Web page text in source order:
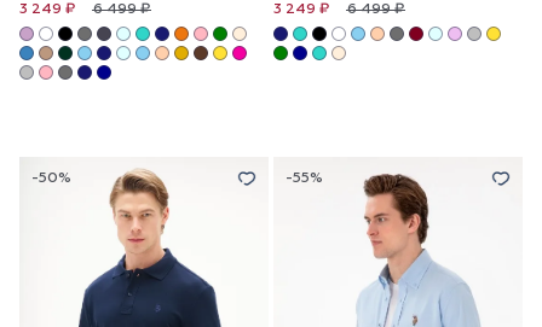
6 499 ₽
3 249 ₽ 6 499 ₽
3 249 ₽
-50% -55%